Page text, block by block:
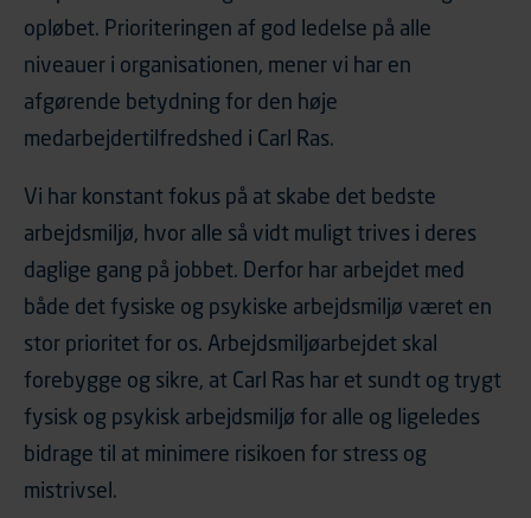
opløbet. Prioriteringen af god ledelse på alle
niveauer i organisationen, mener vi har en
afgørende betydning for den høje
medarbejdertilfredshed i Carl Ras.
Vi har konstant fokus på at skabe det bedste
arbejdsmiljø, hvor alle så vidt muligt trives i deres
daglige gang på jobbet. Derfor har arbejdet med
både det fysiske og psykiske arbejdsmiljø været en
stor prioritet for os. Arbejdsmiljøarbejdet skal
forebygge og sikre, at Carl Ras har et sundt og trygt
fysisk og psykisk arbejdsmiljø for alle og ligeledes
bidrage til at minimere risikoen for stress og
mistrivsel.